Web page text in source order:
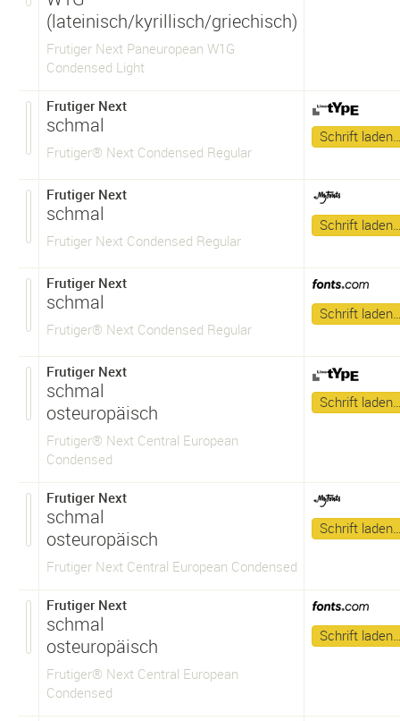
(lateinisch/kyrillisch/griechisch)
Frutiger Next Paneuropean W1G
Condensed Light
Frutiger Next
schmal
Frutiger® Next Condensed Regular
Schrift
Frutiger Next
schmal
Frutiger Next Condensed Regular
Schrift
Frutiger Next
schmal
Frutiger® Next Condensed Regular
Schrift
Frutiger Next
schmal
osteuropäisch
Frutiger® Next Central European
Condensed
Schrift
Frutiger Next
schmal
osteuropäisch
Frutiger Next Central European Condensed
Schrift
Frutiger Next
schmal
osteuropäisch
Frutiger® Next Central European
Condensed
Schrift